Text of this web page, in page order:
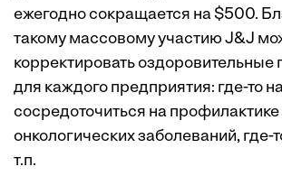
ежегодно сокращается на $500.
такому массовому участию J&J
корректировать
для каждого предприятия: где-то
сосредоточиться на профилактике
онкологических заболеваний, где-
т.п.